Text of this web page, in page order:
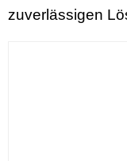
zuverlässigen